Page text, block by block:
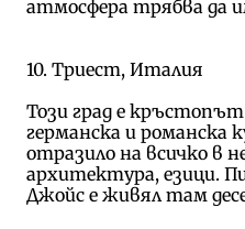
атмосфера трябва да
10. Триест, Италия
Този град е кръстопът
германска и романска
отразило на всичко в
архитектура, езици.
Джойс е живял там